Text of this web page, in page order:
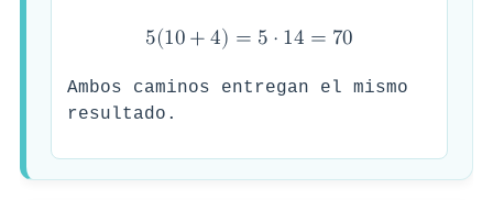
5(10+4) = 5 ⋅ 14 = 70
Ambos caminos entregan el mismo
resultado.